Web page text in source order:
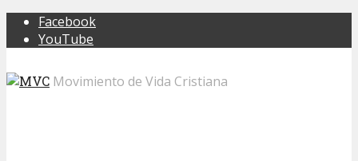
Facebook
YouTube
Movimiento de Vida Cristiana